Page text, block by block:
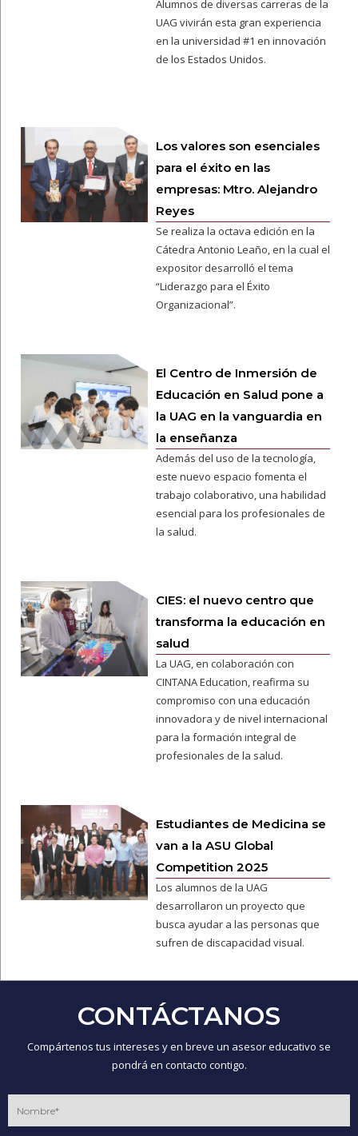
Alumnos de diversas carreras de la
UAG vivirán esta gran experiencia
en la universidad #1 en innovación
de los Estados Unidos.
Los valores son esenciales
para el éxito en las
empresas: Mtro. Alejandro
Reyes
Se realiza la octava edición en la
Cátedra Antonio Leaño, en la cual el
expositor desarrolló el tema
“Liderazgo para el Éxito
Organizacional”.
El Centro de Inmersión de
Educación en Salud pone a
la UAG en la vanguardia en
la enseñanza
Además del uso de la tecnología,
este nuevo espacio fomenta el
trabajo colaborativo, una habilidad
esencial para los profesionales de
la salud.
CIES: el nuevo centro que
transforma la educación en
salud
La UAG, en colaboración con
CINTANA Education, reafirma su
compromiso con una educación
innovadora y de nivel internacional
para la formación integral de
profesionales de la salud.
Estudiantes de Medicina se
van a la ASU Global
Competition 2025
Los alumnos de la UAG
desarrollaron un proyecto que
busca ayudar a las personas que
sufren de discapacidad visual.
CONTÁCTANOS
Compártenos tus intereses y en breve un asesor educativo se
pondrá en contacto contigo.